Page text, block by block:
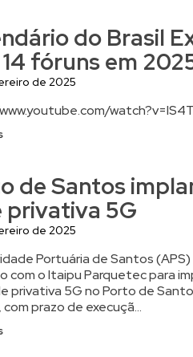
do Brasil
fóruns em
de 2025
de Santos
privativa 5G
de 2025
Portuária de Santos (APS)
com o Itaipu Parquetec para
privativa 5G no Porto de
prazo de execuçã...